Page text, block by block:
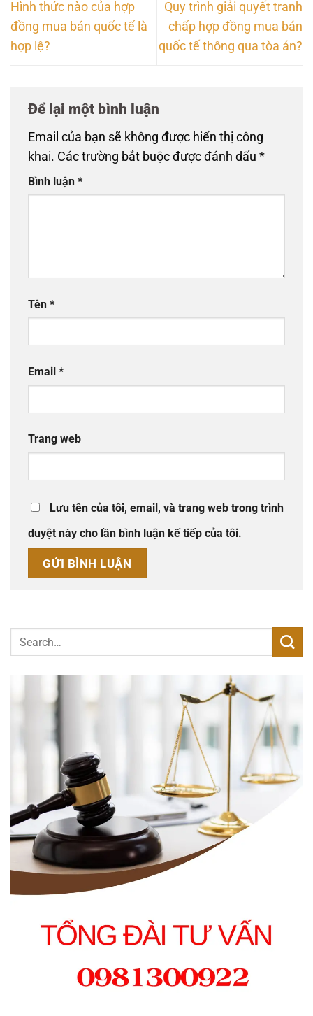
Hình thức nào của hợp
đồng mua bán quốc tế là
hợp lệ?
Quy trình giải quyết tranh
chấp hợp đồng mua bán
quốc tế thông qua tòa án?
Để lại một bình luận
Email của bạn sẽ không được hiển thị công
khai. Các trường bắt buộc được đánh dấu *
Bình luận *
Tên *
Email *
Trang web
Lưu tên của tôi, email, và trang web trong trình
duyệt này cho lần bình luận kế tiếp của tôi.